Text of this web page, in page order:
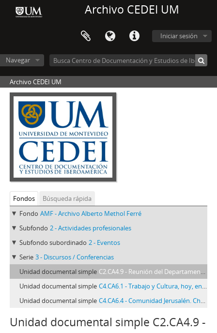
Archivo CEDEI UM
Iniciar sesión
Navegar
Archivo CEDEI UM
Fondos
Búsqueda rápida
Fondo AMF - Archivo Alberto Methol Ferré
Subfondo 2 - Actividades profesionales
Subfondo subordinado 2 - Eventos
Serie 3 - Discursos / Conferencias
Unidad documental simple C2.CA4.9 - Reunión del Departamento de Laicos. Junio de 1974. Exposición de Alberto Methol Ferré
Unidad documental simple C4.CA6.1 - Trabajo y Cultura, hoy, en América Latina
Unidad documental simple C4.CA6.4 - Comunidad Jerusalén. Charla sobre la celebración de los 500 años de la Evangelización de A. Latina. (2a. Charla). Tema: Quiénes se oponen
Unidad documental simple C2.CA4.9 -